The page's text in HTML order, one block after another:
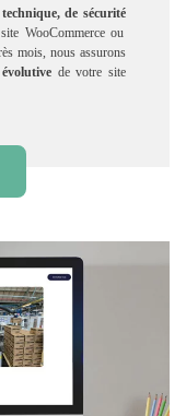
de sécurité
WooCommerce ou
mois, nous assurons
de votre site